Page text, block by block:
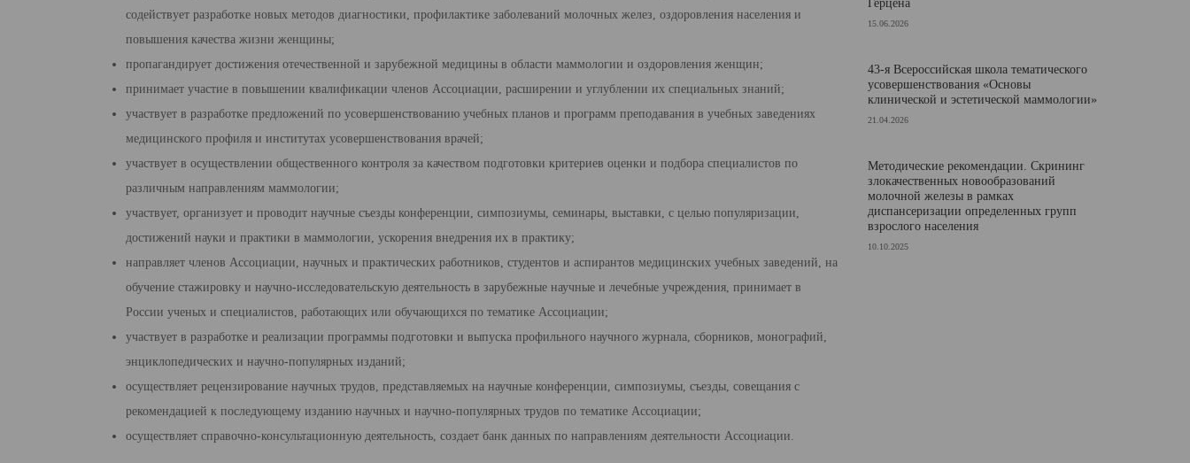
содействует разработке новых методов диагностики, профилактике заболеваний молочных желез, оздоровле­ния населения и
повышения качества жизни женщины;
пропагандирует достижения отечественной и зарубежной медицины в области маммологии и оздоровления женщин;
принимает участие в повышении квалификации членов Ассоциации, расшире­нии и углублении их специальных знаний;
участвует в разработке предложений по усовершенствованию учебных планов и программ преподавания в учебных заведениях
медицинского профиля и ин­ститутах усовершенствования врачей;
участвует в осуществлении общественного контроля за качеством подготовки критериев оценки и подбора специалистов по
различным направлениям мам­мологии;
участвует, организует и проводит научные съезды конференции, симпозиумы, семинары, выставки, с целью популяризации,
достижений науки и практики в маммологии, ускорения внедрения их в практику;
направляет членов Ассоциации, научных и практических работников, студен­тов и аспирантов медицинских учебных заведений, на
обучение стажировку и научно-исследовательскую деятельность в зарубежные научные и лечебные учреждения, принимает в
России ученых и специалистов, работающих или обу­чающихся по тематике Ассоциации;
участвует в разработке и реализации программы подготовки и выпуска про­фильного научного журнала, сборников, монографий,
энциклопедических и на­учно-популярных изданий;
осуществляет рецензирование научных трудов, представляемых на научные конференции, симпозиумы, съезды, совещания с
рекомендацией к последую­щему изданию научных и научно-популярных трудов по тематике Ассоциации;
осуществляет справочно-консультационную деятельность, создает банк дан­ных по направлениям деятельности Ассоциации.
Герцена
15.06.2026
43-я Всероссийская школа тематического
усовершенствования «Основы
клинической и эстетической маммологии»
21.04.2026
Методические рекомендации. Скрининг
злокачественных новообразований
молочной железы в рамках
диспансеризации определенных групп
взрослого населения
10.10.2025